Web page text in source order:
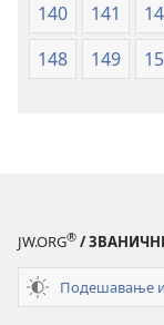
140
141
148
149
JW.ORG® /
Подешавање